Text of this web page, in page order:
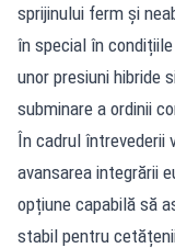
sprijinului ferm și
în special în
unor presiuni hibride
subminare a ordinii
În cadrul întrevederii
avansarea integrării
opțiune capabilă să
stabil pentru